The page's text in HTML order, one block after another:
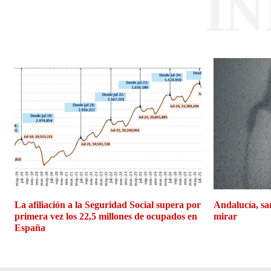
La afiliación a la Seguridad Social supera por
primera vez los 22,5 millones de ocupados en
España
Andalucía,
mirar